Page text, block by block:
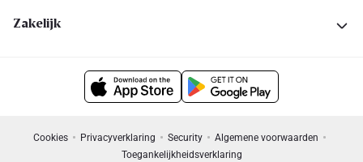
Zakelijk
Cookies Privacyverklaring Security
Algemene voorwaarden
Toegankelijkheidsverklaring